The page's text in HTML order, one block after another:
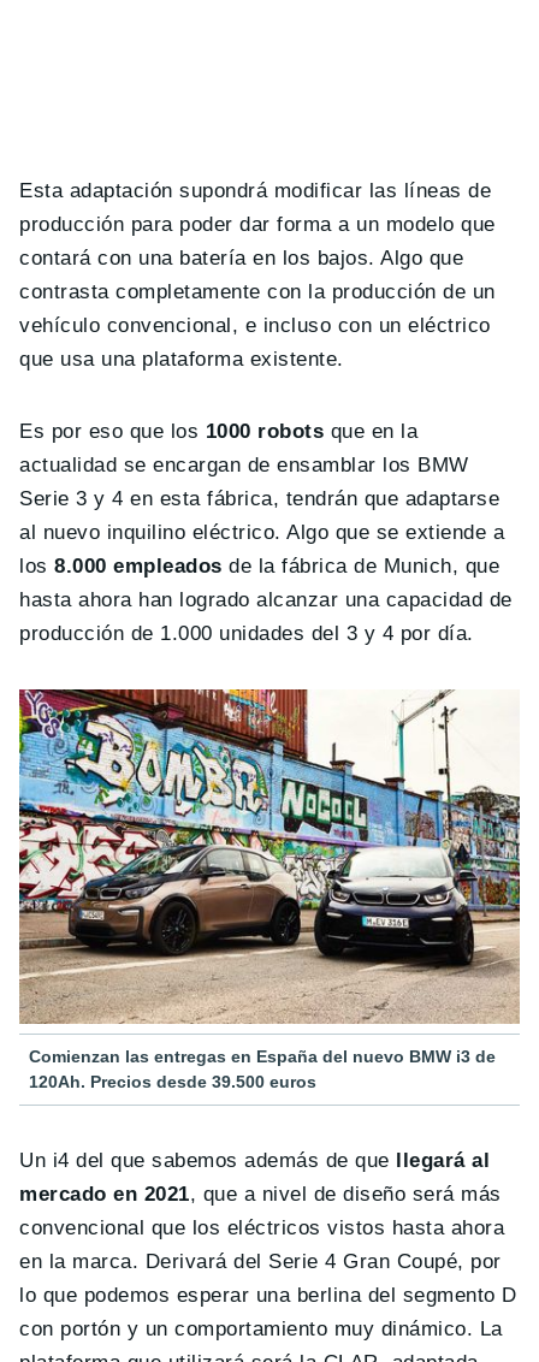
Esta adaptación supondrá modificar las líneas de
producción para poder dar forma a un modelo que
contará con una batería en los bajos. Algo que
contrasta completamente con la producción de un
vehículo convencional, e incluso con un eléctrico
que usa una plataforma existente.
Es por eso que los 1000 robots que en la
actualidad se encargan de ensamblar los BMW
Serie 3 y 4 en esta fábrica, tendrán que adaptarse
al nuevo inquilino eléctrico. Algo que se extiende a
los8.000 empleados de la fábrica de Munich, que
hasta ahora han logrado alcanzar una capacidad de
producción de 1.000 unidades del 3 y 4 por día.
Comienzan las entregas en España del nuevo BMW i3 de
120Ah. Precios desde 39.500 euros
Un i4 del que sabemos además de que llegará al
mercado en 2021, que a nivel de diseño será más
convencional que los eléctricos vistos hasta ahora
en la marca. Derivará del Serie 4 Gran Coupé, por
lo que podemos esperar una berlina del segmento D
con portón y un comportamiento muy dinámico. La